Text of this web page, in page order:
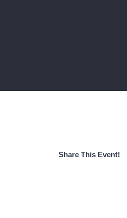
Share This Event!